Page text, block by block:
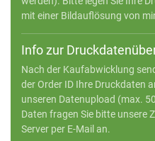
mit einer Bildauflösung von
Info zur
Nach der Kaufabwicklung
der Order ID Ihre Druckdaten
unseren Datenupload (max.
Daten fragen Sie bitte unsere
Server per E-Mail an.